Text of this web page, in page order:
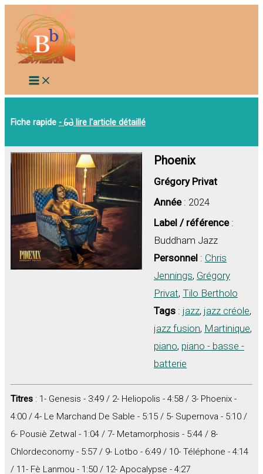
contenu
Fiche rapide - lire l'article détaillé
Phoenix
Grégory Privat
Année: 2024
Label / référence:
Buddham Jazz
Personnel : Chris
Jennings, Grégory
Privat, Tilo Bertholo
Tags: jazz, jazz créole,
jazz fusion, Martinique,
piano, piano - basse -
batterie
Titres : 1- Genesis - 3:49 / 2- Heliopolis - 4:58 / 3- Phoenix -
4:00 / 4- Le Marchand De Sable - 5:15 / 5- Supernova - 5:10 /
6- Pousiè Zetwal - 1:04 / 7- Metamorphosis - 5:44 / 8-
Chlordeconomy - 5:57 / 9- Lotbo - 6:49 / 10- Téléphone - 4:14
/ 11- Fè Lanmou - 1:50 / 12- Apocalypse - 4:27